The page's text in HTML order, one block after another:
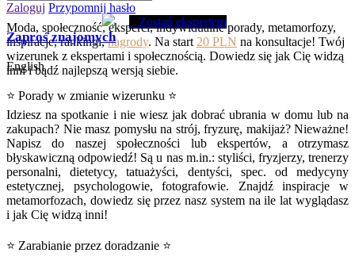
Moda, społeczność, eksperci, indywidualne porady, metamorfozy,
inspiracje, rankingi,nagrody. Na start 20 PLN na konsultacje! Twój
wizerunek z ekspertami i społecznością. Dowiedz się jak Cię widzą
inni i bądź najlepszą wersją siebie.
Zaloguj Przypomnij hasło
Zostań ekspertem
Zaproś znajomych
English
⭐ Porady w zmianie wizerunku ⭐
Idziesz na spotkanie i nie wiesz jak dobrać ubrania w domu lub na
zakupach? Nie masz pomysłu na strój, fryzurę, makijaż? Nieważne!
Napisz do naszej społeczności lub ekspertów, a otrzymasz
błyskawiczną odpowiedź! Są u nas m.in.: styliści, fryzjerzy, trenerzy
personalni, dietetycy, tatuażyści, dentyści, spec. od medycyny
estetycznej, psychologowie, fotografowie. Znajdź inspiracje w
metamorfozach, dowiedz się przez nasz system na ile lat wyglądasz
i jak Cię widzą inni!
⭐ Zarabianie przez doradzanie ⭐